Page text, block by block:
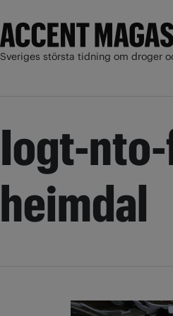
Sveriges största tidning om droger
Iogt-
heimdal